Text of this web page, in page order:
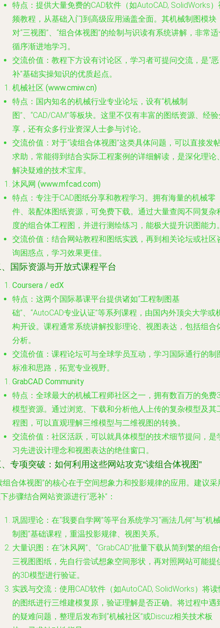
特点 ：提供大量免费的CAD软件（如AutoCAD, SolidWorks）
频教程，从基础入门到高级应用涵盖全面。其机械制图模块
对“三视图”、“组合体视图”的绘制与识读有系统讲解，非常
循序渐进地学习。
交流价值 ：教程下方设有讨论区，学习者可提问交流，是“恶
补”基础实操知识的优质起点。
机械社区 (www.cmiw.cn)
特点 ：国内知名的机械行业专业论坛，设有“机械制
图”、“CAD/CAM”等板块。这里不仅有丰富的图纸资源、经
享，还有众多行业资深人士参与讨论。
交流价值 ：对于“读组合体视图”这类具体问题，可以直接发
求助，常能得到结合实际工程案例的详细解读，是深化理论
解决疑难的技术宝库。
沐风网 (www.mfcad.com)
特点 ：专注于CAD图纸分享和教程学习。拥有海量的机械零
件、装配体图纸资源，可免费下载。通过大量查阅不同复杂
度的组合体工程图，并进行测绘练习，能极大提升识图能力
交流价值 ：结合网站教程和图纸实践，再到相关论坛或社区
询困惑点，学习效果更佳。
国际资源与开放式课程平台
Coursera / edX
特点 ：这两个国际慕课平台提供诸如“工程制图基
础”、“AutoCAD专业认证”等系列课程，由国内外顶尖大学或
构开设。课程通常系统讲解投影理论、视图表达，包括组合
分析。
交流价值 ：课程论坛可与全球学员互动，学习国际通行的制
标准和思路，拓宽专业视野。
GrabCAD Community
特点 ：全球最大的机械工程师社区之一，拥有数百万的免费
模型资源。通过浏览、下载和分析他人上传的复杂模型及其
程图，可以直观理解三维模型与二维视图的转换。
交流价值 ：社区活跃，可以就具体模型的技术细节提问，是
习先进设计理念和视图表达的绝佳窗口。
专项突破：如何利用这些网站攻克“读组合体视图”
组合体视图”的核心在于空间想象力和投影规律的应用。建议采
步骤结合网站资源进行“恶补”：
巩固理论 ：在“我要自学网”等平台系统学习“画法几何”与“机
制图”基础课程，重温投影规律、视图关系。
大量识图 ：在“沐风网”、“GrabCAD”批量下载从简到繁的组
三视图图纸，先自行尝试想象空间形状，再对照网站可能提
的3D模型进行验证。
实践与交流 ：使用CAD软件（如AutoCAD, SolidWorks）将读
的图纸进行三维建模复原，验证理解是否正确。将过程中遇
的疑难问题，整理后发布到“机械社区”或Discuz相关技术板